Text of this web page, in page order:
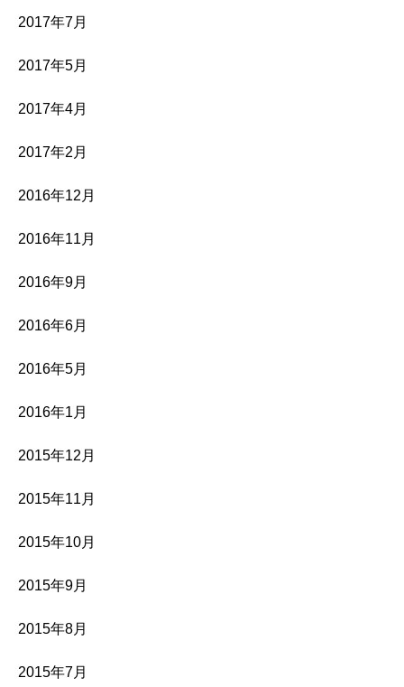
2017年7月
2017年5月
2017年4月
2017年2月
2016年12月
2016年11月
2016年9月
2016年6月
2016年5月
2016年1月
2015年12月
2015年11月
2015年10月
2015年9月
2015年8月
2015年7月